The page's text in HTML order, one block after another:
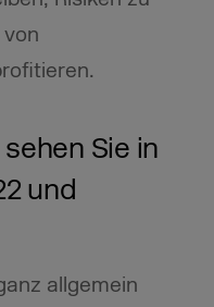
Sie in
und
allgemein